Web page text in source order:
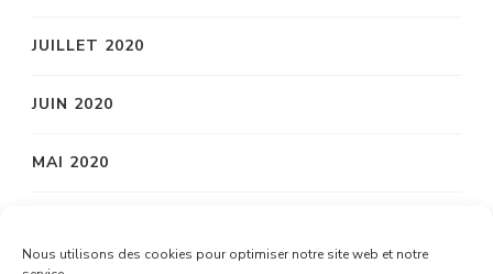
Nous utilisons des cookies pour optimiser notre site web et notre
JUILLET 2020
JUIN 2020
MAI 2020